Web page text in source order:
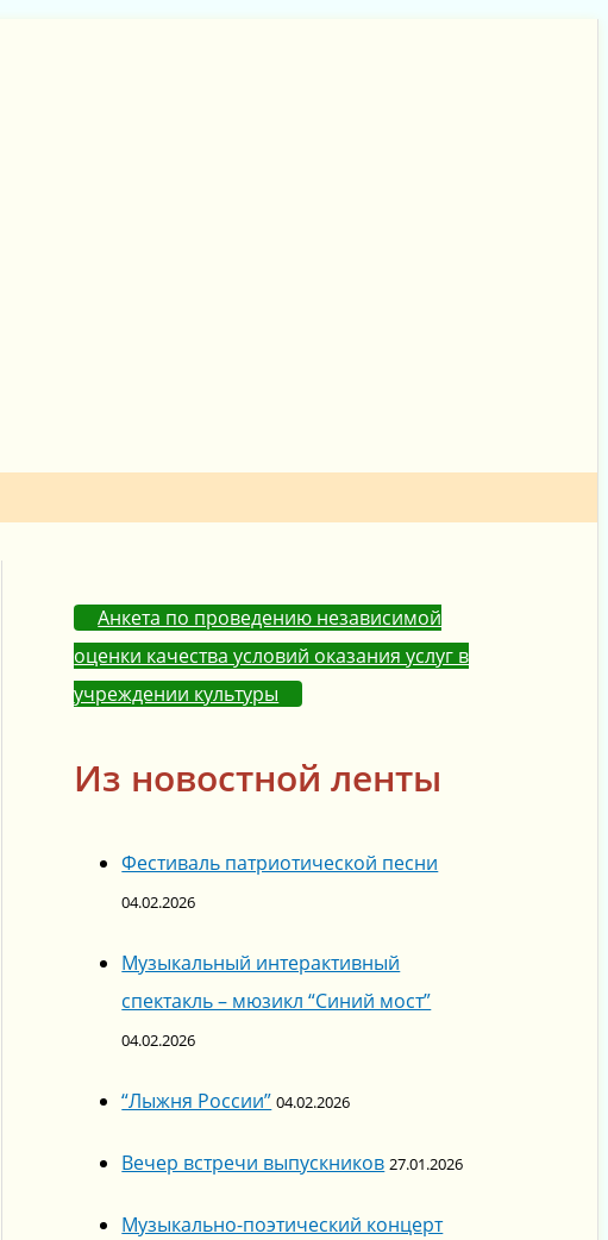
Анкета по проведению независимой
оценки качества условий оказания услуг в
учреждении культуры
Из новостной ленты
Фестиваль патриотической песни
04.02.2026
Музыкальный интерактивный
спектакль – мюзикл “Синий мост”
04.02.2026
“Лыжня России” 04.02.2026
Вечер встречи выпускников 27.01.2026
Музыкально-поэтический концерт